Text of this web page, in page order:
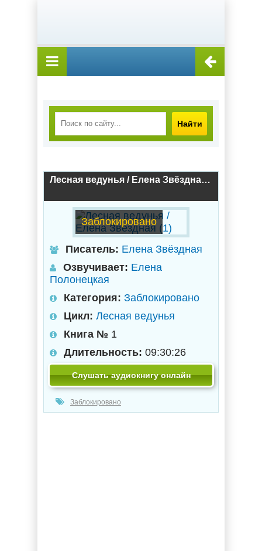
Найти
Лесная ведунья / Елена Звёздная (1)
Заблокировано
Писатель: Елена Звёздная
Озвучивает: Елена
Полонецкая
Категория: Заблокировано
Цикл: Лесная ведунья
Книга № 1
Длительность: 09:30:26
Слушать аудиокнигу онлайн
Заблокировано